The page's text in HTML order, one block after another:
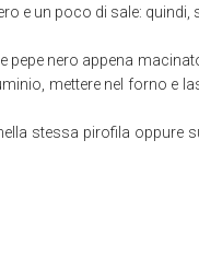
e un poco di sale: quindi,
pepe nero appena
mettere nel forno e
stessa pirofila oppure